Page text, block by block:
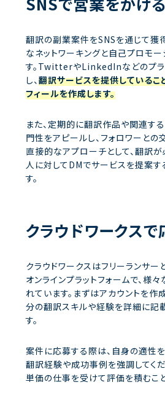
翻訳の副業案件をSNSを通じて獲
なネットワーキングと自己プロモー
す。TwitterやLinkedInなどのプラ
し、翻訳サービスを提供している
フィールを作成します。
また、定期的に翻訳作品や関連す
門性をアピールし、フォロワーとの
直接的なアプローチとして、翻訳
人に対してDMでサービスを提案
す。
クラウドワークスで
クラウドワークスはフリーランサー
オンラインプラットフォームで、様
れています。まずはアカウントを作
分の翻訳スキルや経験を詳細に記
す。
案件に応募する際は、自身の適性
翻訳経験や成功事例を強調してく
単価の仕事を受けて評価を積むこ